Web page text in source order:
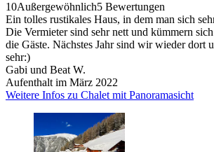
10Außergewöhnlich5 Bewertungen
Ein tolles rustikales Haus, in dem man sich
Die Vermieter sind sehr nett und kümmern
die Gäste. Nächstes Jahr sind wir wieder dort
sehr:)
Gabi und Beat W.
Aufenthalt im März 2022
Weitere Infos zu Chalet mit Panoramasicht